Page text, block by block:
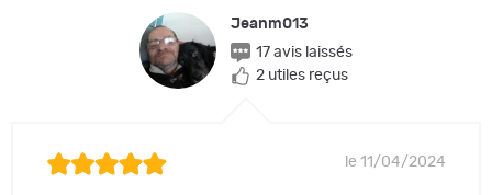
Jeanm013
17 avis laissés
2 utiles reçus
le 11/04/2024